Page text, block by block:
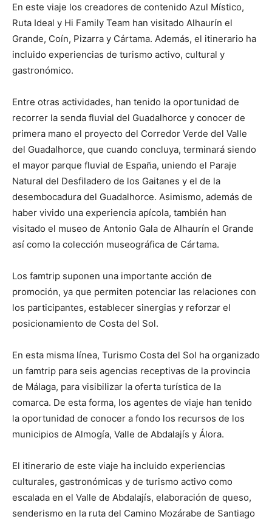
En este viaje los creadores de contenido Azul Místico,
Ruta Ideal y Hi Family Team han visitado Alhaurín el
Grande, Coín, Pizarra y Cártama. Además, el itinerario ha
incluido experiencias de turismo activo, cultural y
gastronómico.
Entre otras actividades, han tenido la oportunidad de
recorrer la senda fluvial del Guadalhorce y conocer de
primera mano el proyecto del Corredor Verde del Valle
del Guadalhorce, que cuando concluya, terminará siendo
el mayor parque fluvial de España, uniendo el Paraje
Natural del Desfiladero de los Gaitanes y el de la
desembocadura del Guadalhorce. Asimismo, además de
haber vivido una experiencia apícola, también han
visitado el museo de Antonio Gala de Alhaurín el Grande
así como la colección museográfica de Cártama.
Los famtrip suponen una importante acción de
promoción, ya que permiten potenciar las relaciones con
los participantes, establecer sinergias y reforzar el
posicionamiento de Costa del Sol.
En esta misma línea, Turismo Costa del Sol ha organizado
un famtrip para seis agencias receptivas de la provincia
de Málaga, para visibilizar la oferta turística de la
comarca. De esta forma, los agentes de viaje han tenido
la oportunidad de conocer a fondo los recursos de los
municipios de Almogía, Valle de Abdalajís y Álora.
El itinerario de este viaje ha incluido experiencias
culturales, gastronómicas y de turismo activo como
escalada en el Valle de Abdalajís, elaboración de queso,
senderismo en la ruta del Camino Mozárabe de Santiago